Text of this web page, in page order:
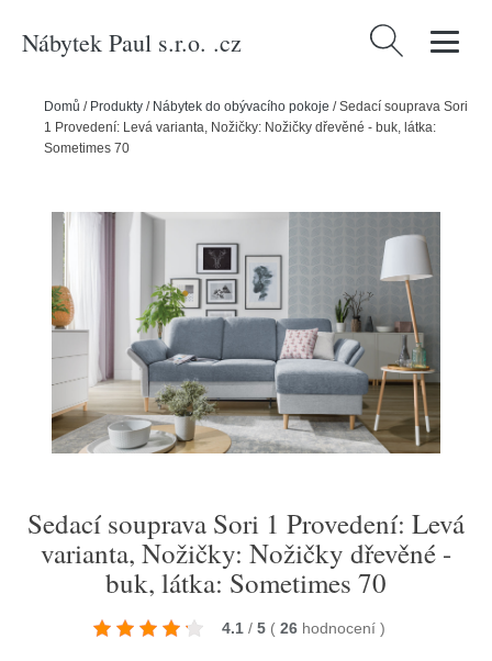
Nábytek Paul s.r.o. .cz Vyhledávání
Domů / Produkty / Nábytek do obývacího pokoje /Sedací souprava Sori
1 Provedení: Levá varianta, Nožičky: Nožičky dřevěné - buk, látka:
Sometimes 70
Sedací souprava Sori 1 Provedení: Levá
varianta, Nožičky: Nožičky dřevěné -
buk, látka: Sometimes 70
4.1 / 5 ( 26 hodnocení )